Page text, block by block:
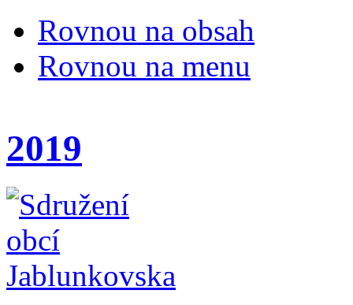
Rovnou na obsah
Rovnou na menu
2019